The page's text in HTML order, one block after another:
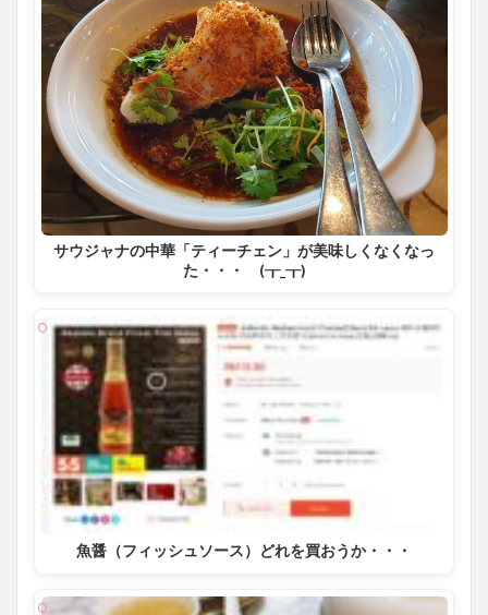
サウジャナの中華「ティーチェン」が美味しくなくなっ
た・・・ (┰_┰)
魚醤（フィッシュソース）どれを買おうか・・・